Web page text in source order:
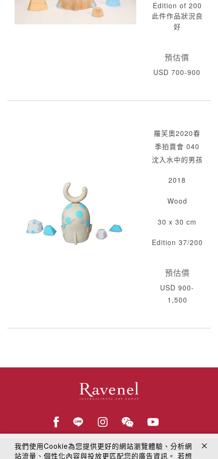
Edition of 200
此件作品狀況良
好
預估價
USD 700-900
羅芙奧2020春
季拍賣會 040
沈入水中的男孩
2018
Wood
30 x 30 cm
Edition 37/200
預估價
USD 900-
1,500
© 2018羅芙奧藝術集團 線上隱私權保護政策
我們使用Cookie為您提供更好的網站瀏覽體驗、分析網
站流量、個性化內容與投放更匹配您的廣告資訊。 若想